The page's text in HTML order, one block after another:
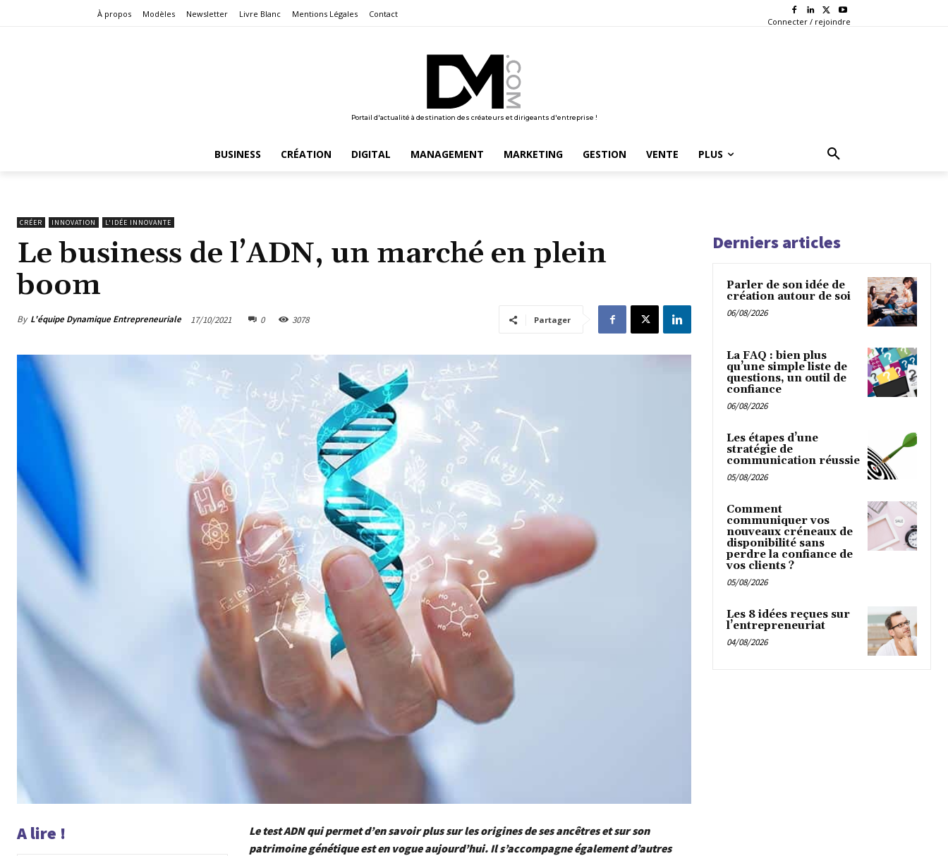
À propos Modèles Newsletter Livre Blanc Mentions Légales Contact
Connecter / rejoindre
Portail d'actualité à destination des créateurs et dirigeants d'entreprise !
BUSINESS CRÉATION DIGITAL MANAGEMENT MARKETING GESTION VENTE PLUS
CRÉER INNOVATION L'IDÉE INNOVANTE
Le business de l’ADN, un marché en plein
boom
By L'équipe Dynamique Entrepreneuriale 17/10/2021 0 3078 Partager
A lire !
Le test ADN qui permet d’en savoir plus sur les origines de ses ancêtres et sur son
patrimoine génétique est en vogue aujourd’hui. Il s’accompagne également d’autres
Derniers articles
Parler de son idée de
création autour de soi
06/08/2026
La FAQ : bien plus
qu’une simple liste de
questions, un outil de
confiance
06/08/2026
Les étapes d’une
stratégie de
communication réussie
05/08/2026
Comment
communiquer vos
nouveaux créneaux de
disponibilité sans
perdre la confiance de
vos clients ?
05/08/2026
Les 8 idées reçues sur
l’entrepreneuriat
04/08/2026